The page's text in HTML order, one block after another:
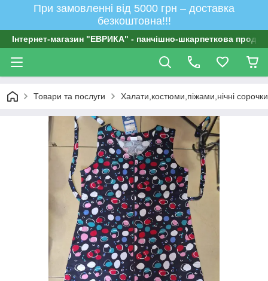
При замовленні від 5000 грн – доставка
безкоштовна!!!
Інтернет-магазин "ЕВРИКА" - панчішно-шкарпеткова
Товари та послуги Халати,костюми,піжами,нічні